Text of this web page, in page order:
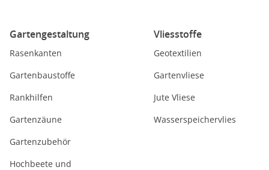
Gartengestaltung
Rasenkanten
Gartenbaustoffe
Rankhilfen
Gartenzäune
Gartenzubehör
Hochbeete und
Vliesstoffe
Geotextilien
Gartenvliese
Jute Vliese
Wasserspeichervlies